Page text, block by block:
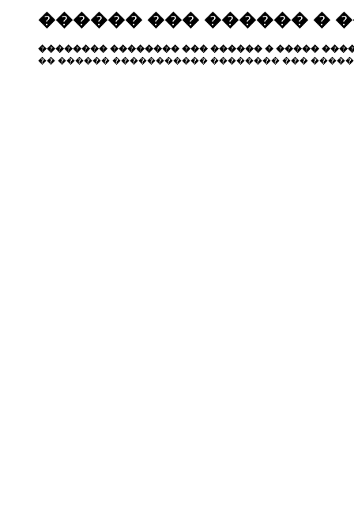
������ ��� ������ �
�������� �������� ��� ������ � �����
�� ������ ����������� �������� ���